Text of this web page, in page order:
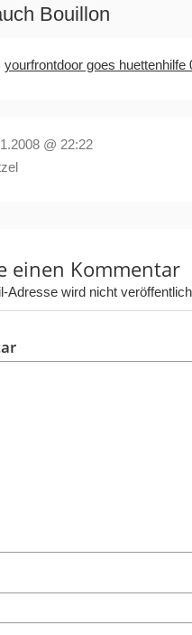
Bouillon
yourfrontdoor goes huettenhilfe
@ 22:22
einen Kommentar
Adresse wird nicht